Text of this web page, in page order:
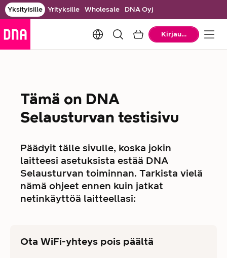
Yksityisille Yrityksille Wholesale DNA Oyj
Change language. Current
OstoskoriKirjaudu
Tämä on DNA
Selausturvan testisivu
Päädyit tälle sivulle, koska jokin
laitteesi asetuksista estää DNA
Selausturvan toiminnan. Tarkista vielä
nämä ohjeet ennen kuin jatkat
netinkäyttöä laitteellasi:
Ota WiFi-yhteys pois päältä